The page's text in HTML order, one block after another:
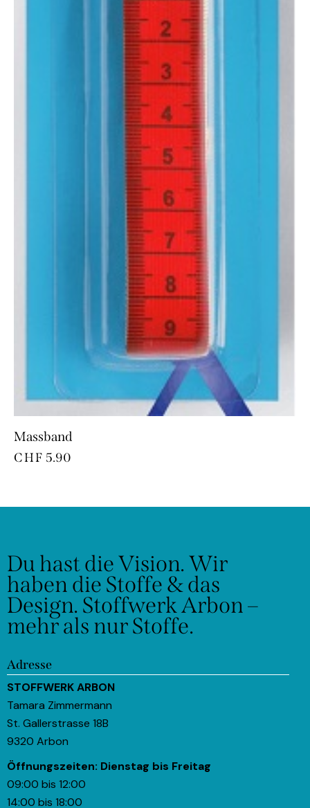
Massband
CHF 5.90
Du hast die Vision.Wir
haben die Stoffe & das
Design. Stoffwerk Arbon –
mehr als nur Stoffe.
Adresse
STOFFWERK ARBON
Tamara Zimmermann
St. Gallerstrasse 18B
9320 Arbon
Öffnungszeiten: Dienstag bis Freitag
09:00 bis 12:00
14:00 bis 18:00